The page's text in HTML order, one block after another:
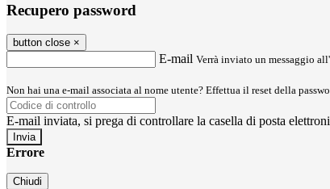
Recupero password
button close ×
E-mail Verrà inviato un messaggio
Non hai una e-mail associata al nome utente? Effettua il reset della
E-mail inviata, si prega di controllare la casella di posta
Errore
Chiudi